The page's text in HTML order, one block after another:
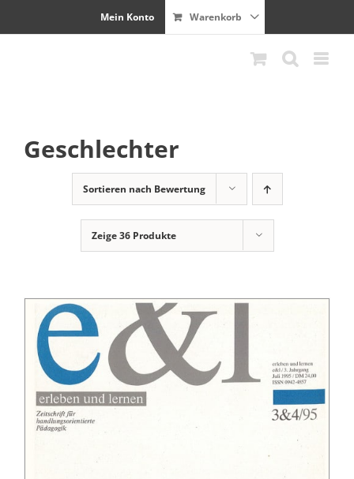
Mein Konto Warenkorb
Geschlechter
Sortieren nach Bewertung
Zeige36 Produkte